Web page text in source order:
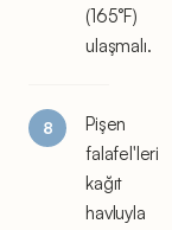
(165°F)
ulaşmalı.
Pişen
falafel'leri
kağıt
havluyla